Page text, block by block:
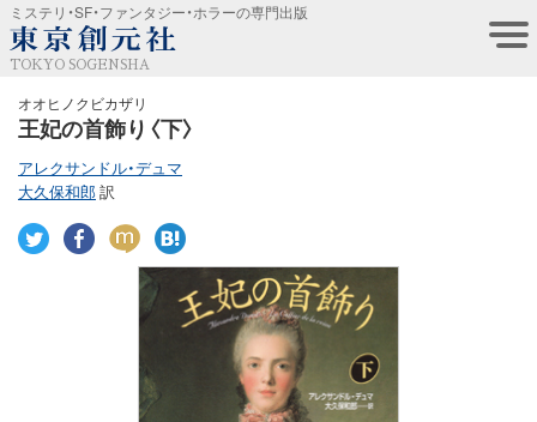
ミステリ・SF・ファンタジー・ホラーの専門出版
TOKYO SOGENSHA
オオヒノクビカザリ
王妃の首飾り〈下〉
アレクサンドル・デュマ
大久保和郎訳